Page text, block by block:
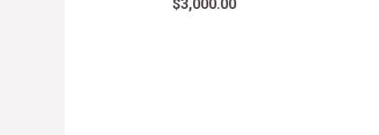
$3,000.00